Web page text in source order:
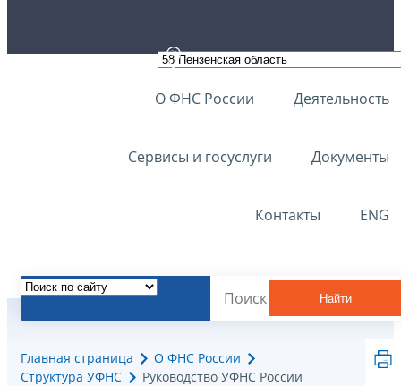
О ФНС России Деятельность
Сервисы и госуслуги Документы
Контакты ENG
Найти
Главная страница
О ФНС России
Структура УФНС
Руководство УФНС России